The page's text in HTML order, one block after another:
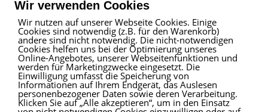
Impressum|Haftungsausschluss|Datenschutz
ProVitare Commercial
GmbH
Bahnhofstraße 1
Wir verwenden Cookies
Wir nutzen auf unserer Webseite Cookies. Einige
Cookies sind notwendig (z.B. für den Warenkorb)
andere sind nicht notwendig. Die nicht-notwendigen
Cookies helfen uns bei der Optimierung unseres
Online-Angebotes, unserer Webseitenfunktionen und
werden für Marketingzwecke eingesetzt. Die
Einwilligung umfasst die Speicherung von
Informationen auf Ihrem Endgerät, das Auslesen
personenbezogener Daten sowie deren Verarbeitung.
Klicken Sie auf „Alle akzeptieren“, um in den Einsatz